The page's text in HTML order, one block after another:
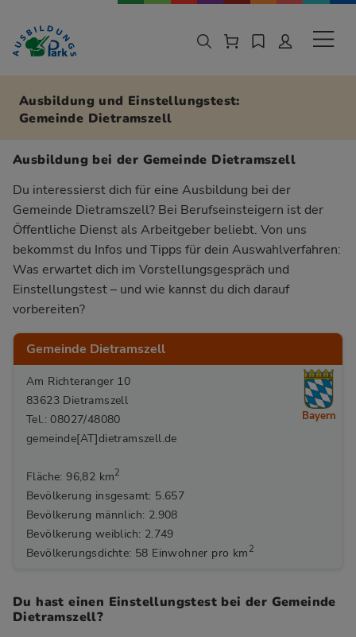
Zur Navigation springen
Zu den Hauptinhalten springen
Ausbildung und Einstellungstest:
Gemeinde Dietramszell
Ausbildung bei der Gemeinde Dietramszell
Du interessierst dich für eine Ausbildung bei der
Gemeinde Dietramszell? Bei Berufseinsteigern ist der
Öffentliche Dienst als Arbeitgeber beliebt. Von uns
bekommst du Infos und Tipps für dein Auswahlverfahren:
Was erwartet dich im Vorstellungsgespräch und
Einstellungstest – und wie kannst du dich darauf
vorbereiten?
Gemeinde Dietramszell
Am Richteranger 10
83623 Dietramszell
Tel.: 08027/48080
gemeinde[AT]dietramszell.de
Fläche: 96,82 km2
Bevölkerung insgesamt: 5.657
Bevölkerung männlich: 2.908
Bevölkerung weiblich: 2.749
Bevölkerungsdichte: 58 Einwohner pro km 2
Bayern
Du hast einen Einstellungstest bei der Gemeinde
Dietramszell?